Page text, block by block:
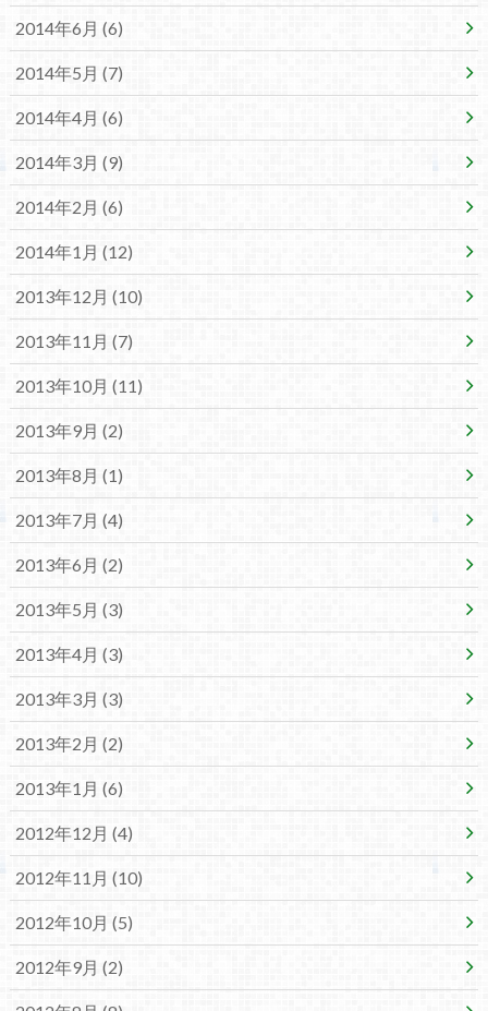
2014年6月 (6)
2014年5月 (7)
2014年4月 (6)
2014年3月 (9)
2014年2月 (6)
2014年1月 (12)
2013年12月 (10)
2013年11月 (7)
2013年10月 (11)
2013年9月 (2)
2013年8月 (1)
2013年7月 (4)
2013年6月 (2)
2013年5月 (3)
2013年4月 (3)
2013年3月 (3)
2013年2月 (2)
2013年1月 (6)
2012年12月 (4)
2012年11月 (10)
2012年10月 (5)
2012年9月 (2)